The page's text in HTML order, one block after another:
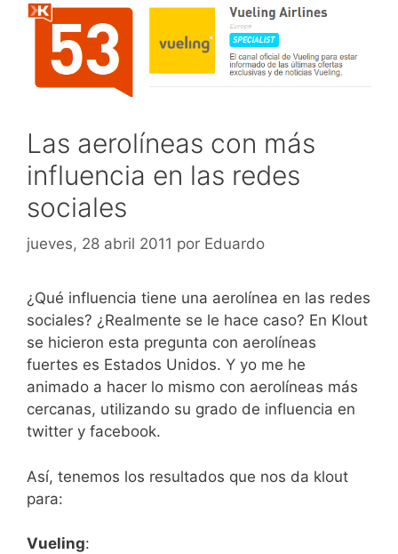
Las aerolíneas con más
influencia en las redes
sociales
jueves, 28 abril 2011 por Eduardo
¿Qué influencia tiene una aerolínea en las redes
sociales? ¿Realmente se le hace caso? En Klout
se hicieron esta pregunta con aerolíneas
fuertes es Estados Unidos. Y yo me he
animado a hacer lo mismo con aerolíneas más
cercanas, utilizando su grado de influencia en
twitter y facebook.
Así, tenemos los resultados que nos da klout
para:
Vueling: